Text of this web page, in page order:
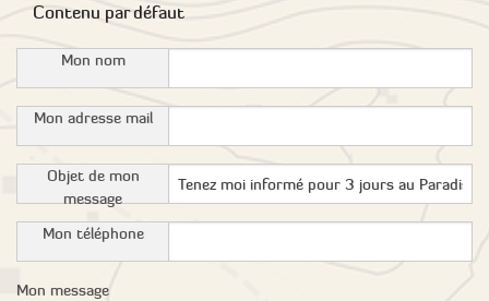
Contenu par défaut
Mon nom
Mon adresse mail
Objet de mon
message
Mon téléphone
Mon message